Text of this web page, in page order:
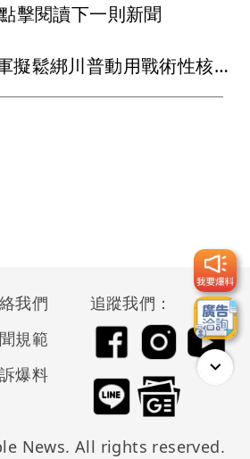
擊閱讀下一則新聞
離核戰更近？美軍擬鬆綁川普動用戰術性核武 反對者：中俄勢必反擊
我們
規範
爆料
追蹤我們：
News. All rights reserved.